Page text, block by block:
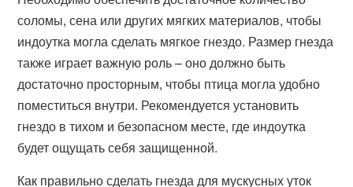
соломы, сена или других мягких материалов, чтобы
индоутка могла сделать мягкое гнездо. Размер гнезда
также играет важную роль – оно должно быть
достаточно просторным, чтобы птица могла удобно
поместиться внутри. Рекомендуется установить
гнездо в тихом и безопасном месте, где индоутка
будет ощущать себя защищенной.
Как правильно сделать гнезда для мускусных уток